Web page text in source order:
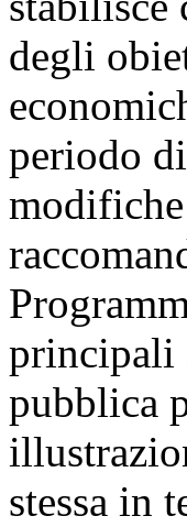
degli
periodo
principali
pubblica
stessa in